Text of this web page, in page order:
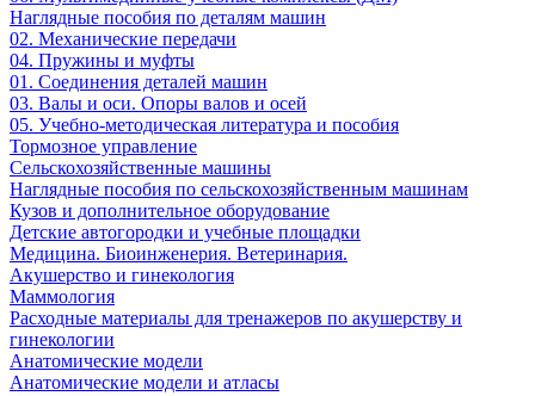
Наглядные пособия по деталям машин
02. Механические передачи
04. Пружины и муфты
01. Соединения деталей машин
03. Валы и оси. Опоры валов и осей
05. Учебно-методическая литература и пособия
Тормозное управление
Сельскохозяйственные машины
Наглядные пособия по сельскохозяйственным машинам
Кузов и дополнительное оборудование
Детские автогородки и учебные площадки
Медицина. Биоинженерия. Ветеринария.
Акушерство и гинекология
Маммология
Расходные материалы для тренажеров по акушерству и
гинекологии
Анатомические модели
Анатомические модели и атласы